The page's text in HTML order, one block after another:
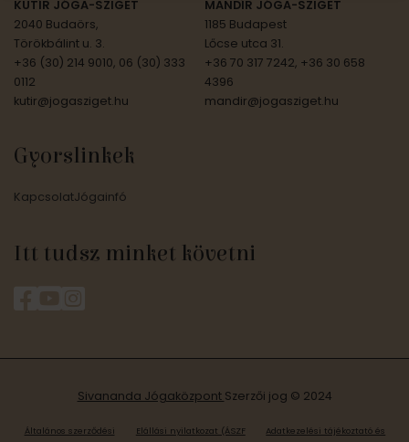
KUTÍR JÓGA-SZIGET
2040 Budaörs,
Törökbálint u. 3.
+36 (30) 214 9010, 06 (30) 333
0112
kutir@jogasziget.hu
MANDÍR JÓGA-SZIGET
1185 Budapest
Lőcse utca 31.
+36 70 317 7242, +36 30 658
4396
mandir@jogasziget.hu
Gyorslinkek
KapcsolatJógainfó
Itt tudsz minket követni
Sivananda Jógaközpont Szerzői jog © 2024
Általános szerződési Elállási nyilatkozat (ÁSZF Adatkezelési tájékoztató és